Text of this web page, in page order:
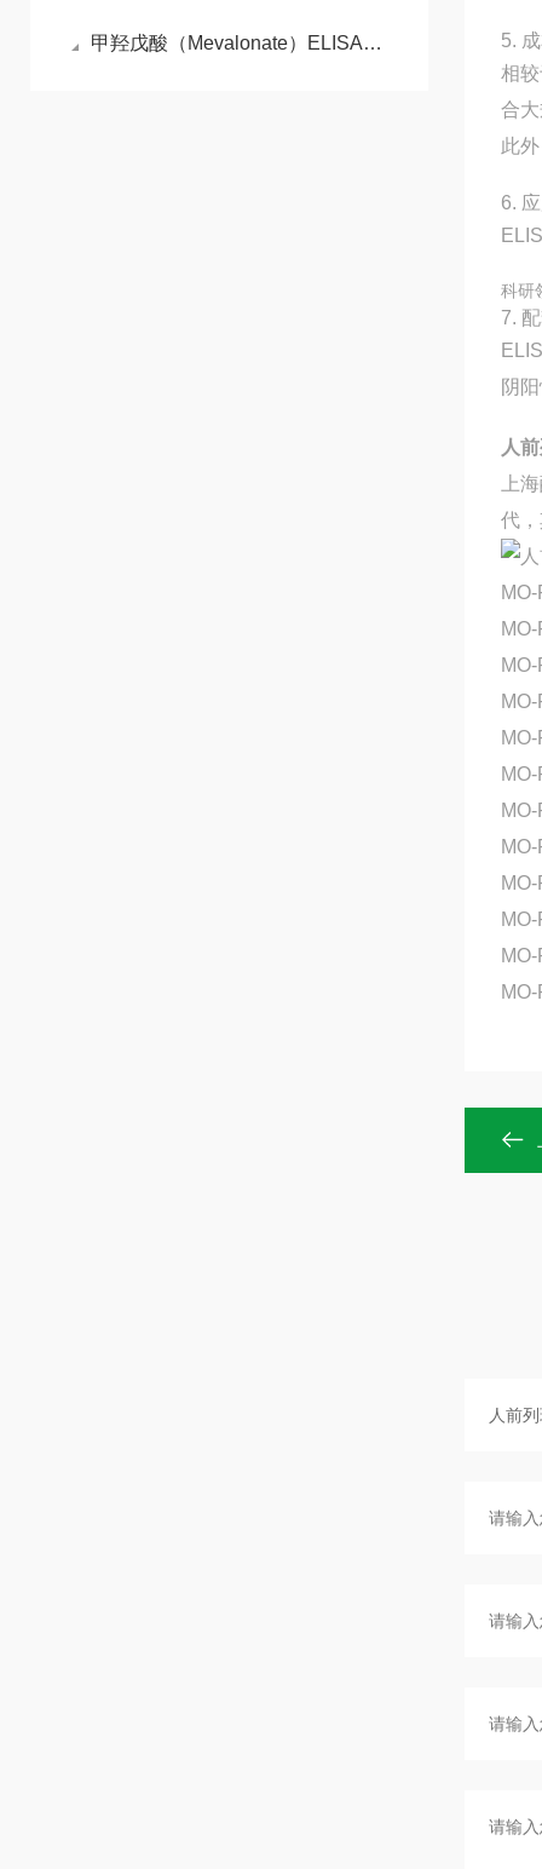
甲羟戊酸（Mevalonate）ELISA检测试剂盒说明书
5.
相
合
此
6.
科研
7.
阴
人
上
代